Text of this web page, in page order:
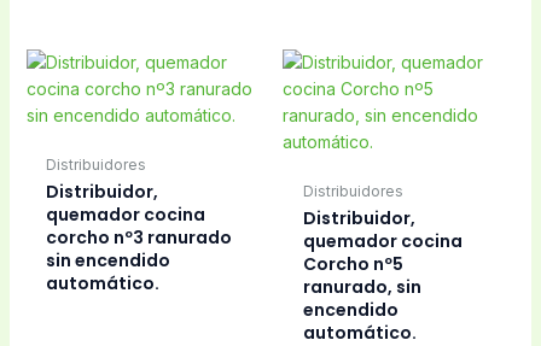
Distribuidores
Distribuidor,
quemador cocina
corcho nº3 ranurado
sin encendido
automático.
Distribuidores
Distribuidor,
quemador cocina
Corcho nº5
ranurado, sin
encendido
automático.